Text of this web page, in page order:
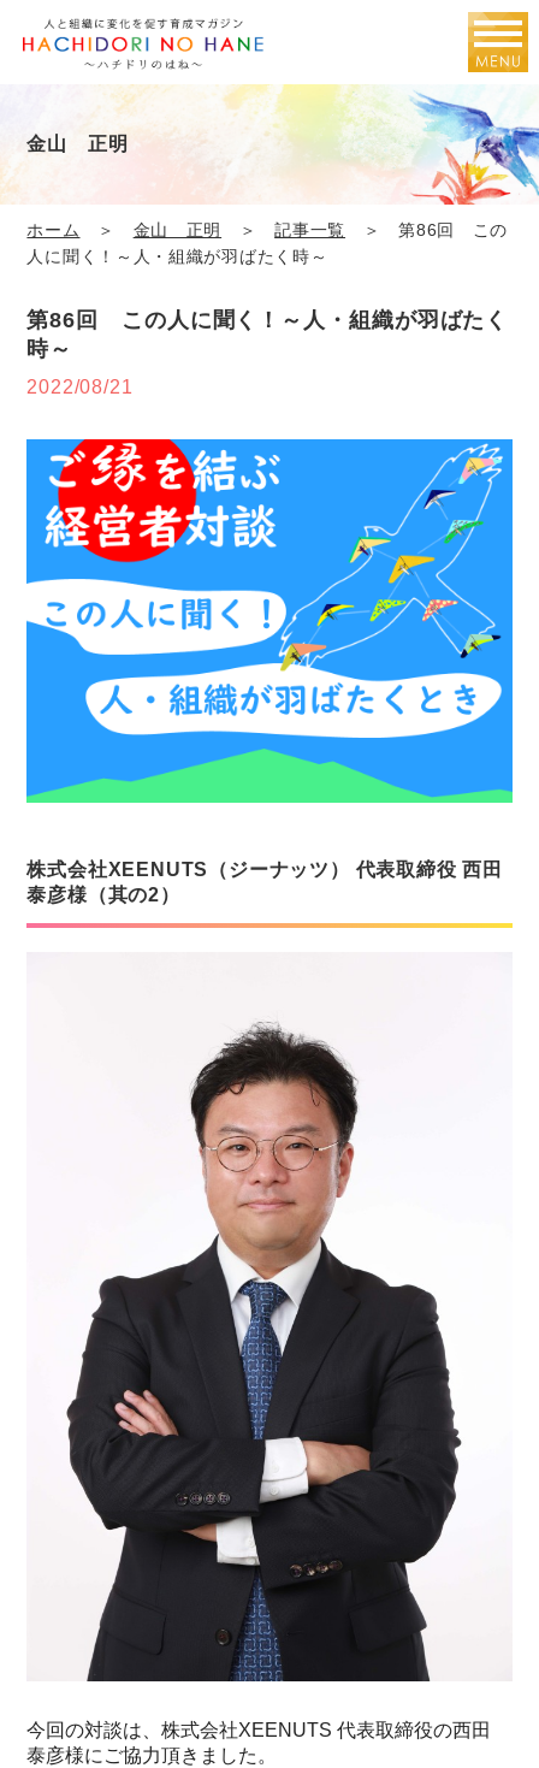
金山 正明
ホーム ＞ 金山 正明 ＞記事一覧 ＞ 第86回 この
人に聞く！～人・組織が羽ばたく時～
第86回 この人に聞く！～人・組織が羽ばたく
時～
2022/08/21
株式会社XEENUTS（ジーナッツ） 代表取締役 西田
泰彦様（其の2）
今回の対談は、株式会社XEENUTS 代表取締役の西田
泰彦様にご協力頂きました。